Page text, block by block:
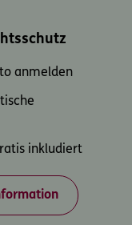
anmelden
inkludiert